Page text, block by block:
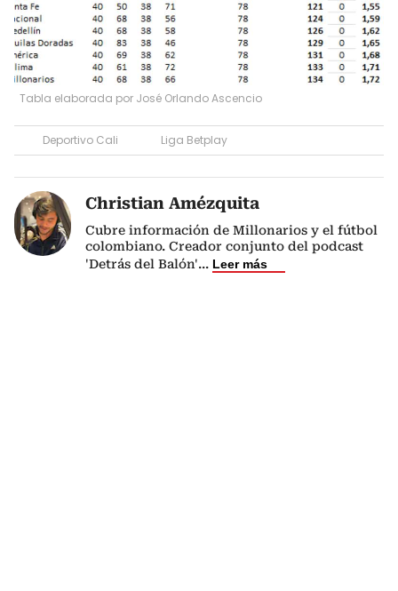
Tabla elaborada por José Orlando Ascencio
Deportivo Cali Liga Betplay
Christian Amézquita
Cubre información de Millonarios y el fútbol
colombiano. Creador conjunto del podcast
'Detrás del Balón'... Leer más